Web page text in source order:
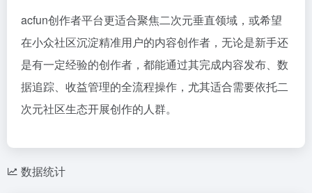
acfun创作者平台更适合聚焦二次元垂直领域，或希望
在小众社区沉淀精准用户的内容创作者，无论是新手还
是有一定经验的创作者，都能通过其完成内容发布、数
据追踪、收益管理的全流程操作，尤其适合需要依托二
次元社区生态开展创作的人群。
数据统计